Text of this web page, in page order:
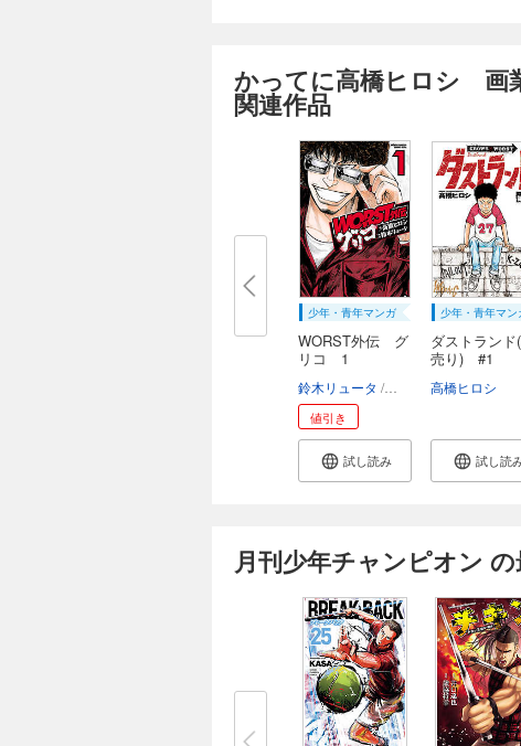
かってに高橋ヒロシ 画
関連作品
少年・青年マンガ
WORST外伝 グ
リコ 1
鈴木リュータ 高橋ヒロシ
値引き
試し読み
少年・青年マン
ダストランド
売り) #1
高橋ヒロシ
試し読
月刊少年チャンピオン